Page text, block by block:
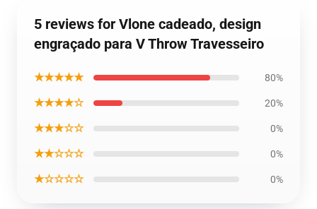
5 reviews for Vlone cadeado, design
engraçado para V Throw Travesseiro
★★★★★ 80%
★★★★☆ 20%
★★★☆☆ 0%
★★☆☆☆ 0%
★☆☆☆☆ 0%